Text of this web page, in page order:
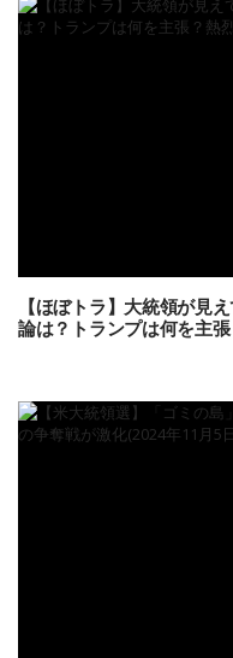
【ほぼトラ】大統領が見
論は？トランプは何を主